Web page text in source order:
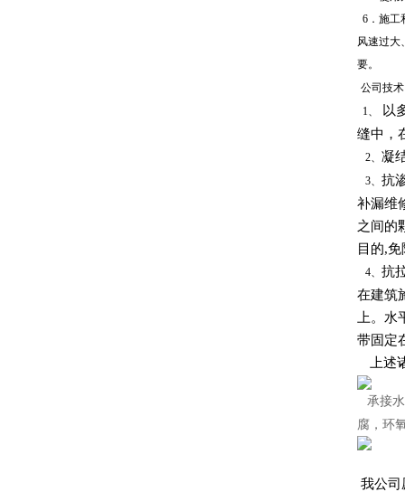
6．施工
风速过大
要。
公司技
1、
以
缝中，
2、 凝
3、 抗
补漏维
之间的
目的,
4、 抗
在建筑
上。
带固定
上述
承接
腐，环
我公司